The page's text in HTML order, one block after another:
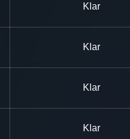
Klar
Klar
Klar
Klar